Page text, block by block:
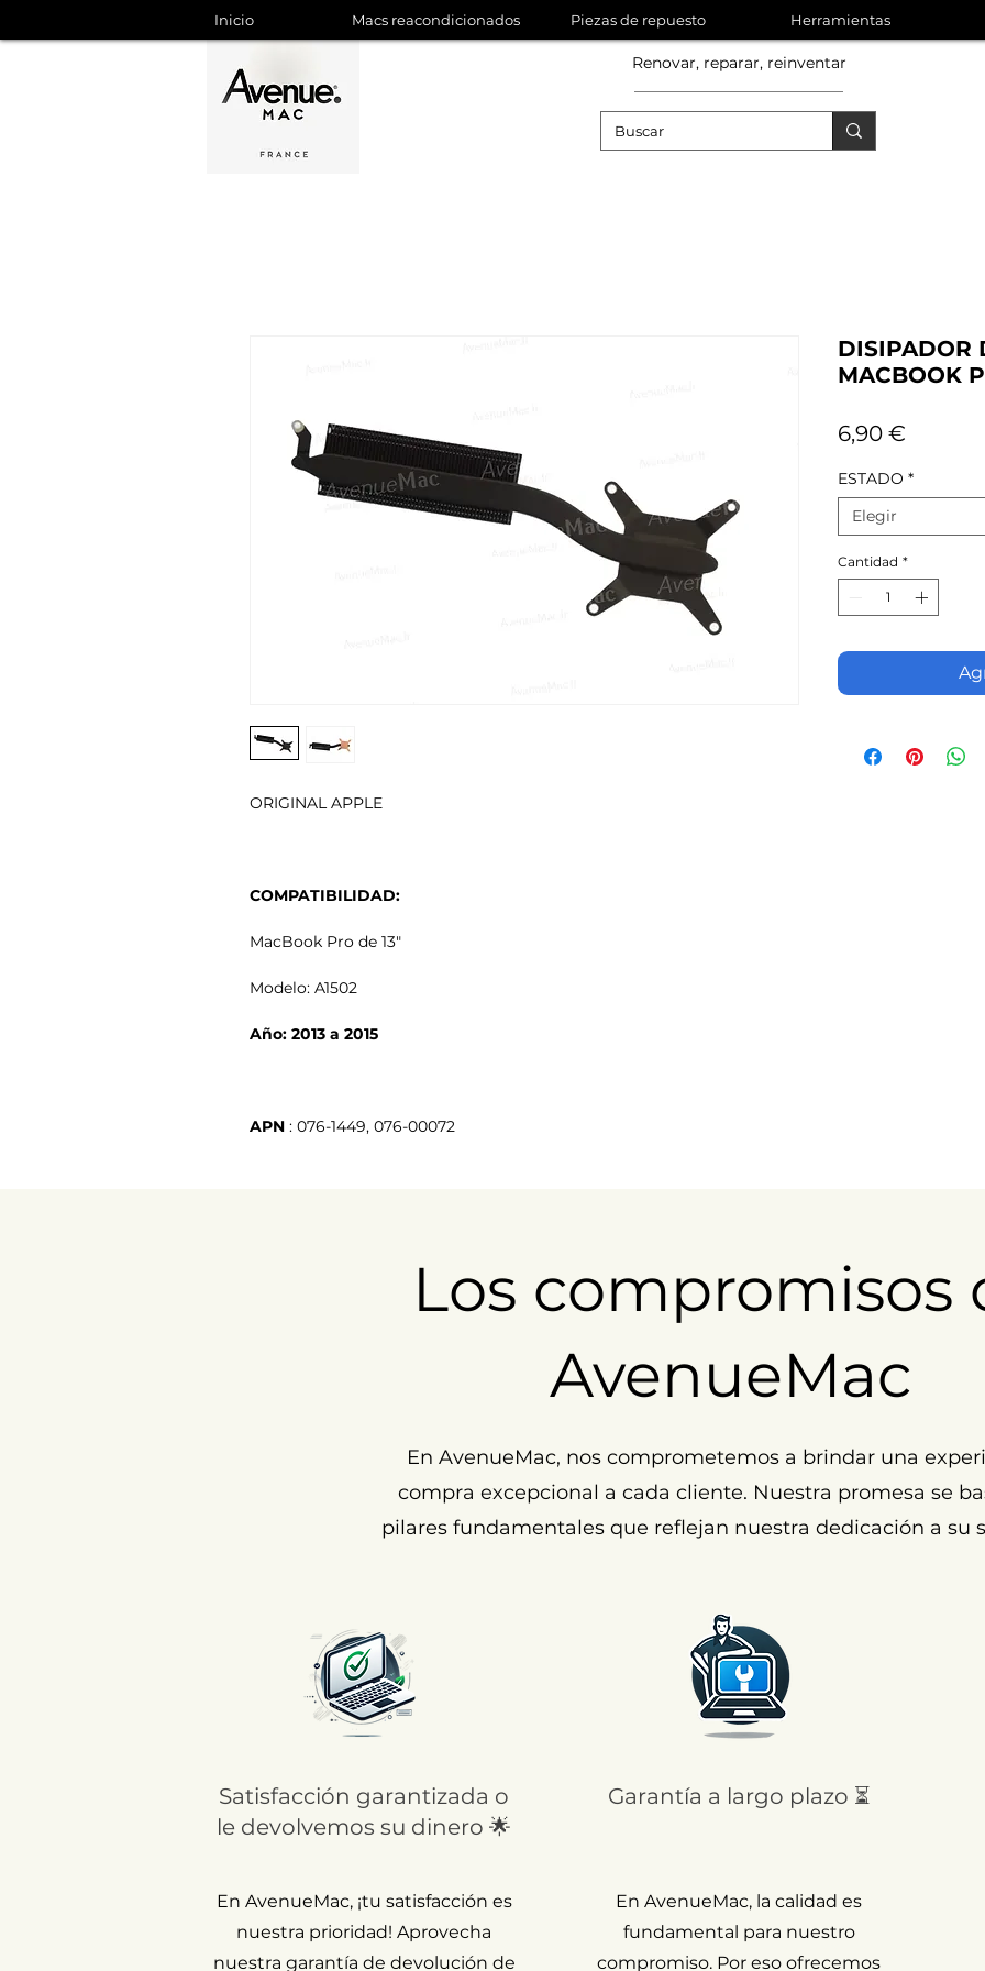
Renovar, reparar, reinventar
Inicio Macs reacondicionados Piezas de repuesto Herramientas
ORIGINAL APPLE
COMPATIBILIDAD:
MacBook Pro de 13"
Modelo: A1502
Año: 2013 a 2015
APN : 076-1449, 076-00072
DISIPADOR
MACBOOK
6,90 €
ESTADO *
Elegir
Cantidad *
Los compromisos
AvenueMac
En AvenueMac, nos comprometemos a brindar una
compra excepcional a cada cliente. Nuestra promesa se
pilares fundamentales que reflejan nuestra dedicación a su
Satisfacción garantizada o
le devolvemos su dinero 🌟
En AvenueMac, ¡tu satisfacción es
nuestra prioridad! Aprovecha
nuestra garantía de devolución de
Garantía a largo plazo ⏳
En AvenueMac, la calidad es
fundamental para nuestro
compromiso. Por eso ofrecemos